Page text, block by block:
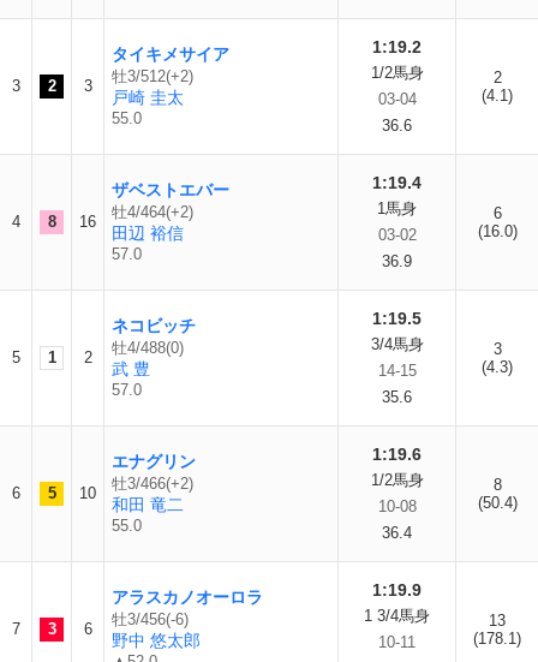
3 2 3
タイキメサイア
牡3/512(+2)
戸崎 圭太
55.0
1:19.2
1/2馬身
03-04
36.6
2
(4.1)
4 8 16
ザベストエバー
牡4/464(+2)
田辺 裕信
57.0
1:19.4
1馬身
03-02
36.9
6
(16.0)
5 1 2
ネコビッチ
牡4/488(0)
武 豊
57.0
1:19.5
3/4馬身
14-15
35.6
3
(4.3)
6 5 10
エナグリン
牡3/466(+2)
和田 竜二
55.0
1:19.6
1/2馬身
10-08
36.4
8
(50.4)
7 3 6
アラスカノオーロラ
牡3/456(-6)
野中 悠太郎
1:19.9
1 3/4馬身
10-11
13
(178.1)